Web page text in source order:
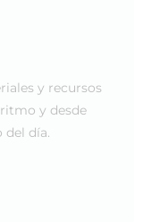
y recursos
y desde
del día.